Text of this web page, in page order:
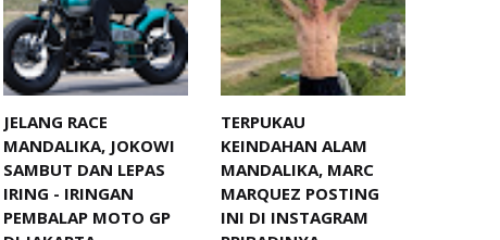
JELANG RACE
MANDALIKA, JOKOWI
SAMBUT DAN LEPAS
IRING - IRINGAN
PEMBALAP MOTO GP
TERPUKAU
KEINDAHAN ALAM
MANDALIKA, MARC
MARQUEZ POSTING
INI DI INSTAGRAM